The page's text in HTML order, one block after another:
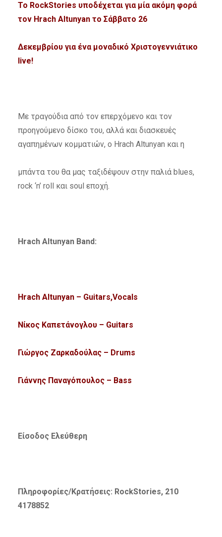
Το RockStories υποδέχεται για μία ακόμη φορά
τον Hrach Altunyan το Σάββατο 26
Δεκεμβρίου για ένα μοναδικό Χριστογεννιάτικο
live!
Με τραγούδια από τον επερχόμενο και τον
προηγούμενο δίσκο του, αλλά και διασκευές
αγαπημένων κομματιών, ο Hrach Altunyan και η
μπάντα του θα μας ταξιδέψουν στην παλιά blues,
rock ‘n’ roll και soul εποχή.
Hrach Altunyan Band:
Hrach Altunyan – Guitars,Vocals
Νίκος Καπετάνογλου – Guitars
Γιώργος Ζαρκαδούλας – Drums
Γιάννης Παναγόπουλος – Bass
Είσοδος Ελεύθερη
Πληροφορίες/Κρατήσεις: RockStories, 210
4178852